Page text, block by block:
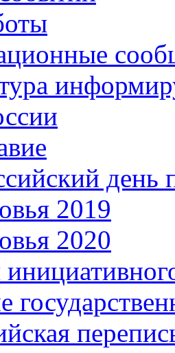
день
2019
2020